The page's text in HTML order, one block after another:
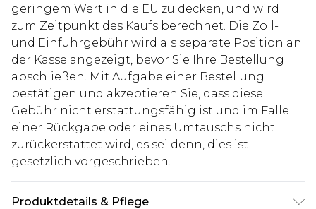
geringem Wert in die EU zu decken, und wird
zum Zeitpunkt des Kaufs berechnet. Die Zoll-
und Einfuhrgebühr wird als separate Position an
der Kasse angezeigt, bevor Sie Ihre Bestellung
abschließen. Mit Aufgabe einer Bestellung
bestätigen und akzeptieren Sie, dass diese
Gebühr nicht erstattungsfähig ist und im Falle
einer Rückgabe oder eines Umtauschs nicht
zurückerstattet wird, es sei denn, dies ist
gesetzlich vorgeschrieben.
Produktdetails & Pflege